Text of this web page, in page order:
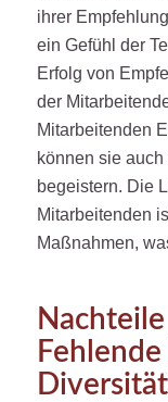
ihrer
ein Gefühl der
Erfolg von
der
Mitarbeitenden
können sie
begeistern. Die
Mitarbeitenden
Maßnahmen,